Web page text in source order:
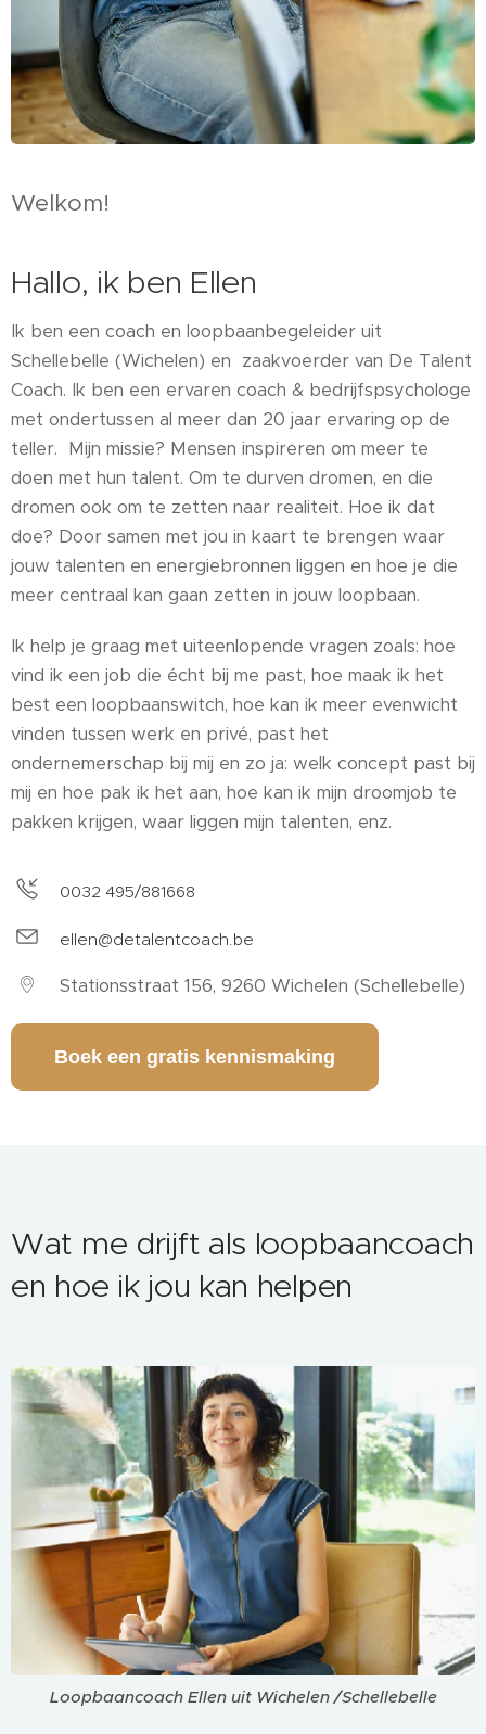
Welkom!
Hallo, ik ben Ellen
Ik ben een coach en loopbaanbegeleider uit
Schellebelle (Wichelen) en zaakvoerder van De Talent
Coach. Ik ben een ervaren coach & bedrijfspsychologe
met ondertussen al meer dan 20 jaar ervaring op de
teller. Mijn missie? Mensen inspireren om meer te
doen met hun talent. Om te durven dromen, en die
dromen ook om te zetten naar realiteit. Hoe ik dat
doe? Door samen met jou in kaart te brengen waar
jouw talenten en energiebronnen liggen en hoe je die
meer centraal kan gaan zetten in jouw loopbaan.
Ik help je graag met uiteenlopende vragen zoals: hoe
vind ik een job die écht bij me past, hoe maak ik het
best een loopbaanswitch, hoe kan ik meer evenwicht
vinden tussen werk en privé, past het
ondernemerschap bij mij en zo ja: welk concept past bij
mij en hoe pak ik het aan, hoe kan ik mijn droomjob te
pakken krijgen, waar liggen mijn talenten, enz.
0032 495/881668
ellen@detalentcoach.be
Stationsstraat 156, 9260 Wichelen (Schellebelle)
Boek een gratis kennismaking
Wat me drijft als loopbaancoach
en hoe ik jou kan helpen
Loopbaancoach Ellen uit Wichelen /Schellebelle